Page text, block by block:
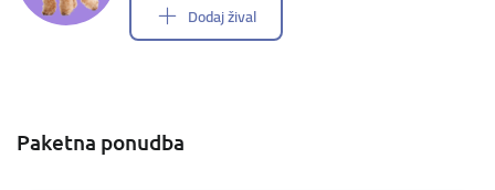
Dodaj žival
Paketna ponudba